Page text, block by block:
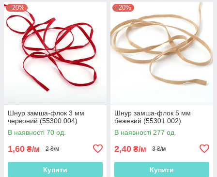
–20%
Шнур замша-флок 3 мм
червоний (55300.004)
В наявності 70 од.
1,60 ₴/м 2 ₴/м
Купити
–20%
Шнур замша-флок 5 мм
бежевий (55301.002)
В наявності 277 од.
2,40 ₴/м 3 ₴/м
Купити